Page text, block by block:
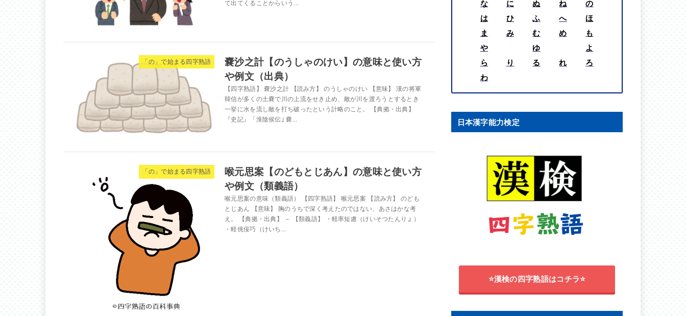
て出てくることからいう...
「の」で始まる四字熟語
嚢沙之計【のうしゃのけい】の意味と使い方
や例文（出典）
【四字熟語】 嚢沙之計 【読み方】 のうしゃのけい 【意味】 漢の将軍
韓信が多くの土嚢で川の上流をせき止め、敵が川を渡ろうとするとき
一挙に水を流し敵を打ち破ったという計略のこと。 【典拠・出典】
『史記』「淮陰侯伝｣ 嚢...
「の」で始まる四字熟語
喉元思案【のどもとじあん】の意味と使い方
や例文（類義語）
喉元思案の意味（類義語） 【四字熟語】 喉元思案 【読み方】 のども
とじあん 【意味】 胸のうちで深く考えたのではない、あさはかな考
え。 【典拠・出典】 － 【類義語】 ・軽率短慮（けいそつたんりょ）
・軽佻佞巧（けいち...
な
に ぬ ね
の
は
ひ ふ へ
ほ
ま
み む め
も
や
ゆ
よ
ら
り る れ
ろ
わ
日本漢字能力検定
⭐漢検の四字熟語はコチラ⭐